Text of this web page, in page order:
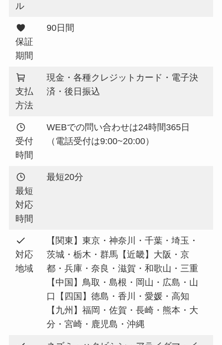
ル
保証
期間
90日間
支払
方法
現金・各種クレジットカード・電子決
済・後日振込
受付
時間
WEBでの問い合わせは24時間365日
（電話受付は9:00~20:00）
最短
対応
時間
最短20分
対応
地域
【関東】東京・神奈川・千葉・埼玉・
茨城・栃木・群馬【近畿】大阪・京
都・兵庫・奈良・滋賀・和歌山・三重
【中国】鳥取・島根・岡山・広島・山
口【四国】徳島・香川・愛媛・高知
【九州】福岡・佐賀・長崎・熊本・大
分・宮崎・鹿児島・沖縄